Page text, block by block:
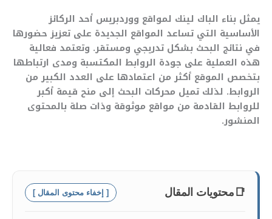
يمثل بناء الباك لينك لمواقع ووردبريس أحد الركائز
الأساسية التي تساعد المواقع الجديدة على تعزيز حضورها
في نتائج البحث بشكل تدريجي ومستقر. وتعتمد فعالية
هذه العملية على جودة الروابط المكتسبة ومدى ارتباطها
بتخصص الموقع أكثر من اعتمادها على العدد الكبير من
الروابط. لذلك تميل محركات البحث إلى منح قيمة أكبر
للروابط القادمة من مواقع موثوقة وذات صلة بالمحتوى
المنشور.
📑 محتويات المقال [ إخفاء محتوى المقال ]